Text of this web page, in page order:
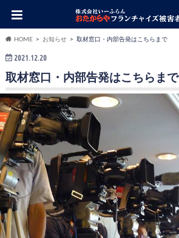
HOME お知らせ 取材窓口・内部告発はこちらまで
2021.12.20
取材窓口・内部告発はこちらまで